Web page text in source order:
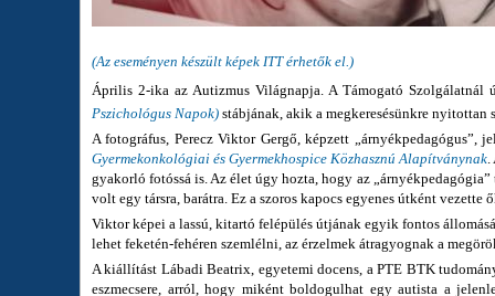
(Az eseményen készült képek ITT érhetők el.)
Április 2-ika az Autizmus Világnapja. A Támogató
Pszichológus Napok) stábjának, akik a megkeresésünkre nyitottan
A fotográfus, Perecz Viktor Gergő, képzett
Gyermekonkológiai és Gyermekhospice Közhasznú Alapítványnak
gyakorló fotóssá is. Az élet úgy hozta, hogy az
volt egy társra, barátra. Ez a szoros kapocs egyenes útként vezette
Viktor képei a lassú, kitartó felépülés útjának egyik fontos
lehet feketén-fehéren szemlélni, az érzelmek átragyognak a
A kiállítást Lábadi Beatrix, egyetemi docens, a PTE BTK
eszmecsere, arról, hogy miként boldogulhat egy autista a